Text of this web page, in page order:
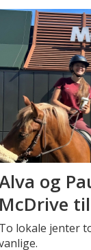
og
McDrive
To lokale jenter